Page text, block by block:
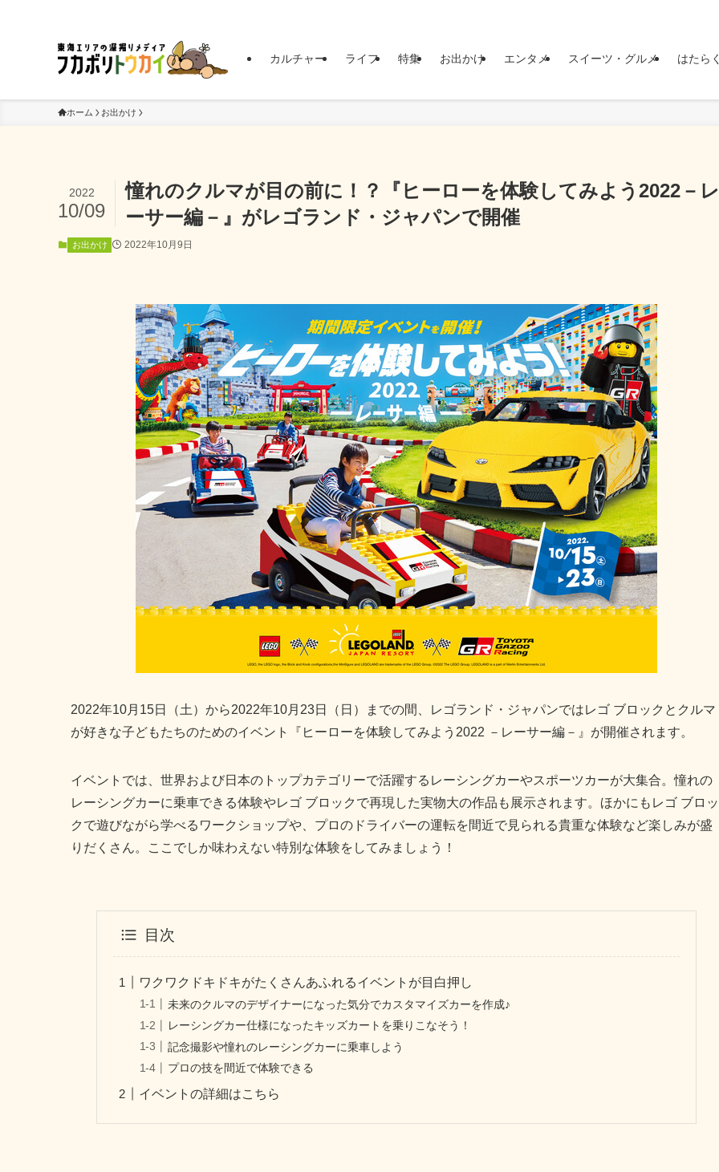
カルチャー ライフ 特集 お出かけ エンタメ スイーツ・グルメ はたら
ホーム お出かけ
憧れのクルマが目の前に！？『ヒーローを体験してみよう2022－レ
ーサー編－』がレゴランド・ジャパンで開催
2022
10/09
お出かけ 2022年10月9日
2022年10月15日（土）から2022年10月23日（日）までの間、レゴランド・ジャパンではレゴ ブロックとクルマ
が好きな子どもたちのためのイベント『ヒーローを体験してみよう2022 －レーサー編－』が開催されます。
イベントでは、世界および日本のトップカテゴリーで活躍するレーシングカーやスポーツカーが大集合。憧れの
レーシングカーに乗車できる体験やレゴ ブロックで再現した実物大の作品も展示されます。ほかにもレゴ ブロッ
クで遊びながら学べるワークショップや、プロのドライバーの運転を間近で見られる貴重な体験など楽しみが盛
りだくさん。ここでしか味わえない特別な体験をしてみましょう！
目次
ワクワクドキドキがたくさんあふれるイベントが目白押し
未来のクルマのデザイナーになった気分でカスタマイズカーを作成♪
レーシングカー仕様になったキッズカートを乗りこなそう！
記念撮影や憧れのレーシングカーに乗車しよう
プロの技を間近で体験できる
イベントの詳細はこちら